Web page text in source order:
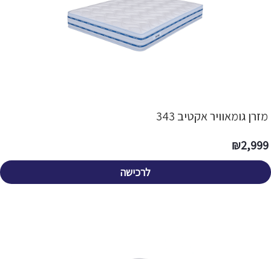
מזרן גומאוויר אקטיב 343
2,999
₪
לרכישה